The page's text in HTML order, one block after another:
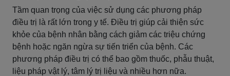
Tầm quan trọng của việc sử dụng các phương pháp
điều trị là rất lớn trong y tế. Điều trị giúp cải thiện sức
khỏe của bệnh nhân bằng cách giảm các triệu chứng
bệnh hoặc ngăn ngừa sự tiến triển của bệnh. Các
phương pháp điều trị có thể bao gồm thuốc, phẫu thuật,
liệu pháp vật lý, tâm lý trị liệu và nhiều hơn nữa.